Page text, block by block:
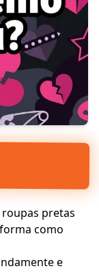
roupas pretas
como
e